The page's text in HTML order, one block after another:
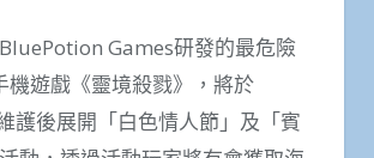
Games研發的最危險
機遊戲《靈境殺戮》，將於
護後展開「白色情人節」及「賓